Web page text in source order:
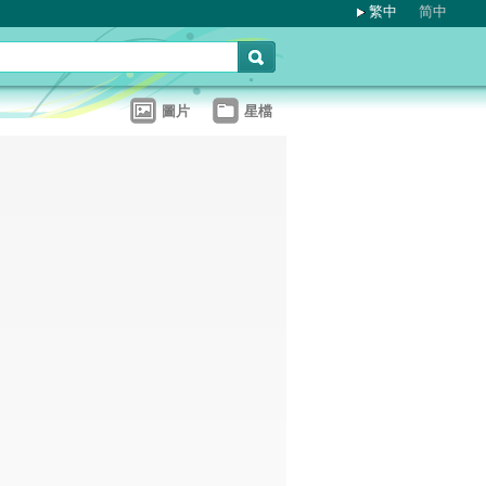
繁中 简中
圖片 星檔